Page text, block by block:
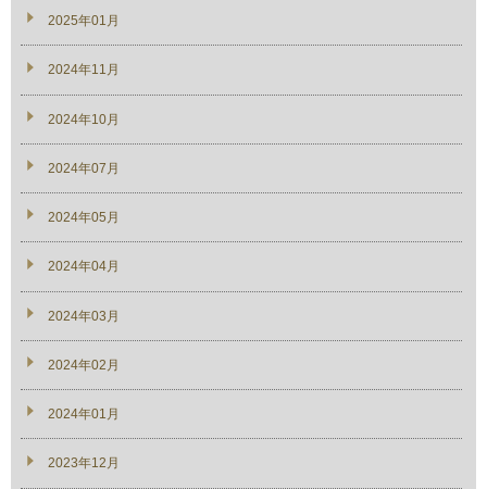
2025年01月
2024年11月
2024年10月
2024年07月
2024年05月
2024年04月
2024年03月
2024年02月
2024年01月
2023年12月